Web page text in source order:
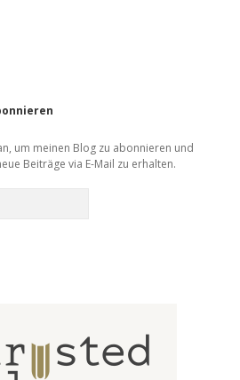
um meinen Blog zu abonnieren und
Beiträge via E-Mail zu erhalten.